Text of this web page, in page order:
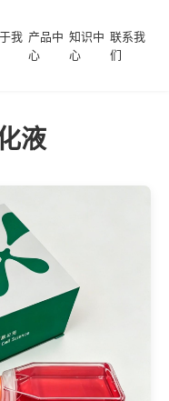
我 产品中
心
知识中
心
联系我
们
液